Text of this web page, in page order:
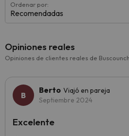
Ordenar por:
Recomendadas
Opiniones reales
Opiniones de clientes reales de
Berto Viajó en pareja
Septiembre 2024
Excelente